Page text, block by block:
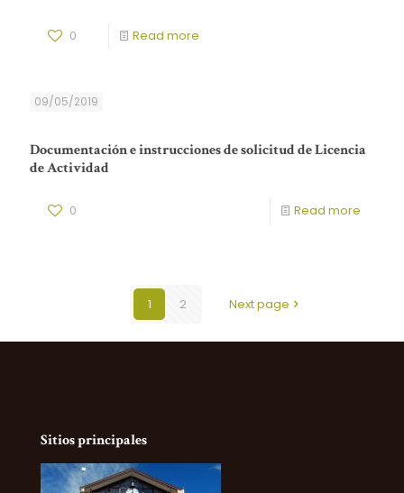
0 Read more
09/05/2019
Documentación e instrucciones de solicitud de Licencia
de Actividad
0 Read more
1 2 Next page
Sitios principales